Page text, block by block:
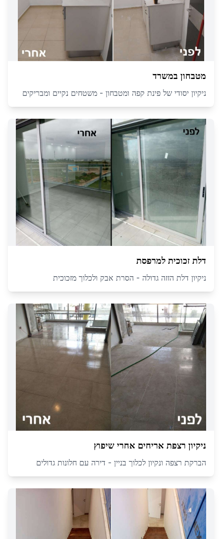
מטבחון במשרד
ניקיון יסודי של פינת קפה ומטבחון - משטחים נקיים ומבריקים
דלת זכוכית למרפסת
ניקיון דלת הזזה גדולה - הסרת אבק ולכלוך מזכוכית
ניקיון רצפת אריחים אחרי שיפוץ
הברקת רצפה ונקיון לכלוך בניין - דירה עם חלונות גדולים